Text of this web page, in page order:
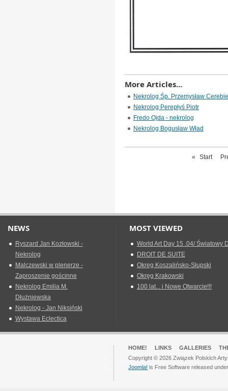
More Articles...
Nekrolog Śp. Przemysław
Nekrolog Perepłyś Piotr
Fredo Ojda - nekrolog
Nekrolog Bogusław Wład
« Start
NEWS
Ryszard Jan Kozłowski -
Nekrolog
Malczewski w plenerze -
Zaproszenie gościnne
Nekrolog Emilia M.
Dłużniewska
Nekrolog - Jan Niksiński
Wystawa Eclectica
MOST VIEWED
World Art Day 15 .04/ Światowy
DROIT DE SUITE
Okreg Koszalińsko-Słupski
Okręg Krakowski
100 lat... i Nowe Otwarcie!!!
HOME! LINKS GALLERIES
Copyright © 2026 Związek Polskich
Joomla! is Free Software released